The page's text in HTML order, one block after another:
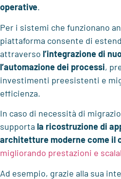
operative.
Per i sistemi che funzionano
piattaforma consente di
attraverso l’integrazione di
l’automazione dei processi,
investimenti preesistenti e
efficienza.
In caso di necessità di
supporta la ricostruzione di
architetture moderne come il
migliorando prestazioni e
Ad esempio, grazie alla sua